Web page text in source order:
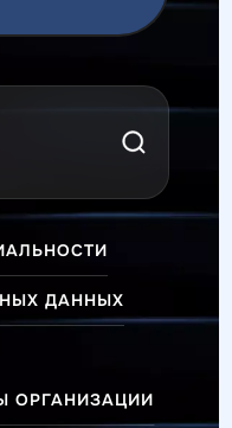
ДАННЫХ
ОРГАНИЗАЦИИ